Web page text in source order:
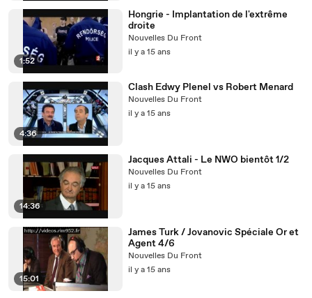
1:52
Hongrie - Implantation de l'extrême
droite
Nouvelles Du Front
il y a 15 ans
4:36
Clash Edwy Plenel vs Robert Menard
Nouvelles Du Front
il y a 15 ans
14:36
Jacques Attali - Le NWO bientôt 1/2
Nouvelles Du Front
il y a 15 ans
15:01
James Turk / Jovanovic Spéciale Or et
Agent 4/6
Nouvelles Du Front
il y a 15 ans